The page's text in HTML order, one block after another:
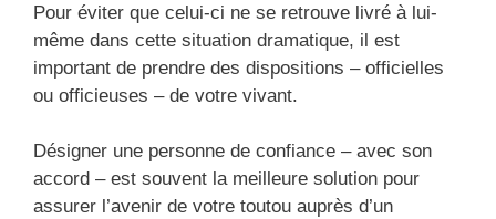
Pour éviter que celui-ci ne se retrouve livré à lui-
même dans cette situation dramatique, il est
important de prendre des dispositions – officielles
ou officieuses – de votre vivant.
Désigner une personne de confiance – avec son
accord – est souvent la meilleure solution pour
assurer l’avenir de votre toutou auprès d’un